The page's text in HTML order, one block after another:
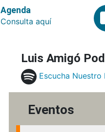
Agenda
Consulta aquí
Luis Amigó
Escucha Nuestro
Eventos